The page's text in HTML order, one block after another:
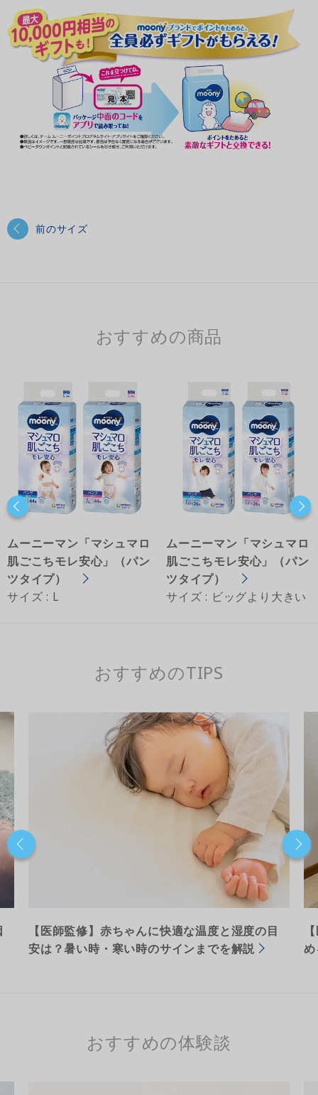
前のサイズ
おすすめの商品
ムーニーマン「マシュマロ
肌ごこちモレ安心」（パン
ツタイプ）
サイズ : L
ムーニーマン「マシュマロ
肌ごこちモレ安心」（パン
ツタイプ）
サイズ : ビッグより大きい
おすすめのTIPS
【医師監修】赤ちゃんに快適な温度と湿度の目
安は？暑い時・寒い時のサインまでを解説
おすすめの体験談